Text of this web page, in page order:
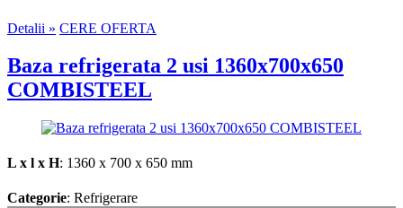
Detalii » CERE OFERTA
Baza refrigerata 2 usi 1360x700x650
COMBISTEEL
L x l x H: 1360 x 700 x 650 mm
Categorie: Refrigerare